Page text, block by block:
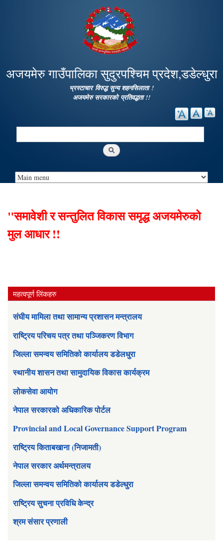
main
content
अजयमेरु गाउँपालिका सुदुरपश्चिम प्रदेश,डडेल्धुरा
भ्रस्टाचार विरुद्ध सुन्य शहनसिलाता !
अजयमेरु सरकारको प्रतिवद्धता !!
Search
"समावेशी र सन्तुलित विकास समृद्ध अजयमेरुको
मुल आधार !!
महत्वपूर्ण लिंकहरु
संघीय मामिला तथा सामान्य प्रशासन मन्त्रालय
राष्ट्रिय परिचय पत्र तथा पञ्जिकरण विभाग
जिल्ला समन्वय समितिको कार्यालय डडेलधुरा
स्थानीय शासन तथा सामुदायिक विकास कार्यक्रम
लोकसेवा आयोग
नेपाल सरकारको अधिकारिक पोर्टल
Provincial and Local Governance Support Program
राष्ट्रिय किताबखाना (निजामती)
नेपाल सरकार अर्थमन्त्रालय
जिल्ला समन्वय समितिको कार्यालय डडेल्धुरा
राष्ट्रिय सुचना प्रविधि केन्द्र
श्रम संसार प्रणाली